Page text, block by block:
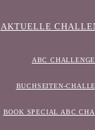
AKTUELLE
ABC
BUCHSEITEN-
BOOK SPECIAL ABC